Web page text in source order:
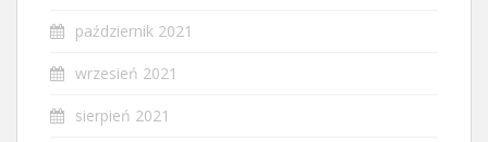
październik 2021
wrzesień 2021
sierpień 2021